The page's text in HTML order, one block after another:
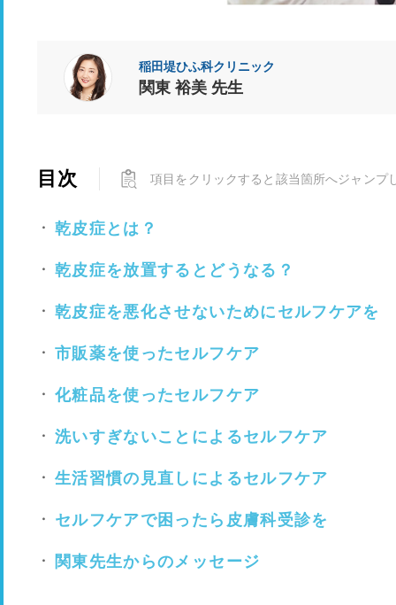
稲田堤ひふ科クリニック
関東 裕美 先生
目次 項目をクリックすると該当箇所へジャンプ
乾皮症とは？
乾皮症を放置するとどうなる？
乾皮症を悪化させないためにセルフケアを
市販薬を使ったセルフケア
化粧品を使ったセルフケア
洗いすぎないことによるセルフケア
生活習慣の見直しによるセルフケア
セルフケアで困ったら皮膚科受診を
関東先生からのメッセージ